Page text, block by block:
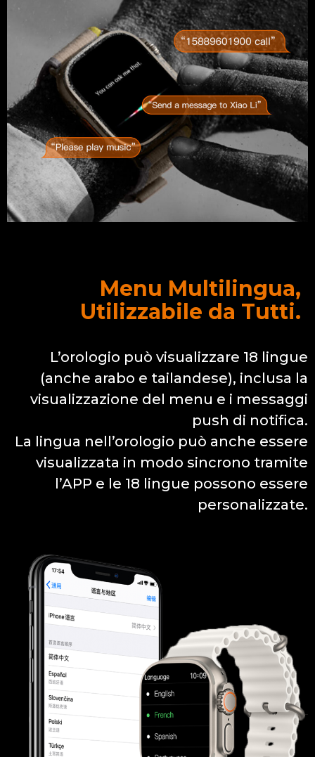
Menu Multilingua,
Utilizzabile da Tutti.
L’orologio può visualizzare 18 lingue
(anche arabo e tailandese), inclusa la
visualizzazione del menu e i messaggi
push di notifica.
La lingua nell’orologio può anche essere
visualizzata in modo sincrono tramite
l’APP e le 18 lingue possono essere
personalizzate.